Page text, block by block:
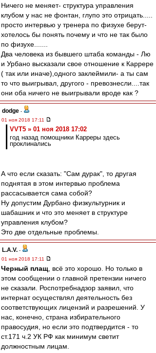
Ничего не меняет- структура управления
клубом у нас не фонтан, глупо это отрицать.....
просто интервью у тренера по физухе берут-
хотелось бы понять почему и что не так было
по физухе.......
Два человека из бывшего штаба команды - Лю
и Урбано высказали свое отношение к Каррере
( так или иначе),одного заклеймили- а ты сам
то что выигрывал, другого - превознесли....так
они оба ничего не выигрывали вроде как ?
dodge -
01 ноя 2018 17:11
VVT5 » 01 ноя 2018 17:02
год назад помощники Карреры здесь
проклинались
А что если сказать: "Сам дурак", то другая
поднятая в этом интервью проблема
рассасывается сама собой?
Ну допустим Дурбано физкультурник и
шабашник и что это меняет в структуре
управления клубом?
Это две отдельные проблемы.
L.А.V. -
01 ноя 2018 17:11
Черный плащ , всё это хорошо. Но только в
этом сообщении о главной претензии ничего
не сказали. Роспотребнадзор заявил, что
интернат осуществлял деятельность без
соответствующих лицензий и разрешений. У
нас, конечно, страна избирательного
правосудия, но если это подтвердится - то
ст.171 ч.2 УК РФ как минимум светит
должностным лицам.